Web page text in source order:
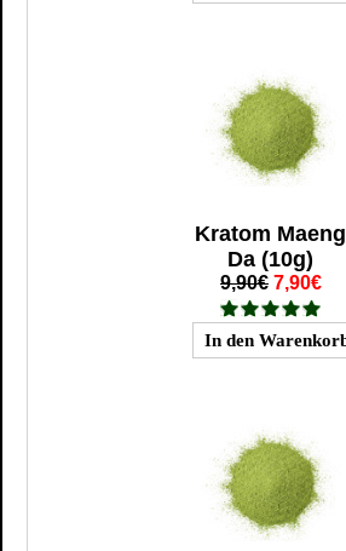
Kratom Maeng
Da (10g)
9,90€ 7,90€